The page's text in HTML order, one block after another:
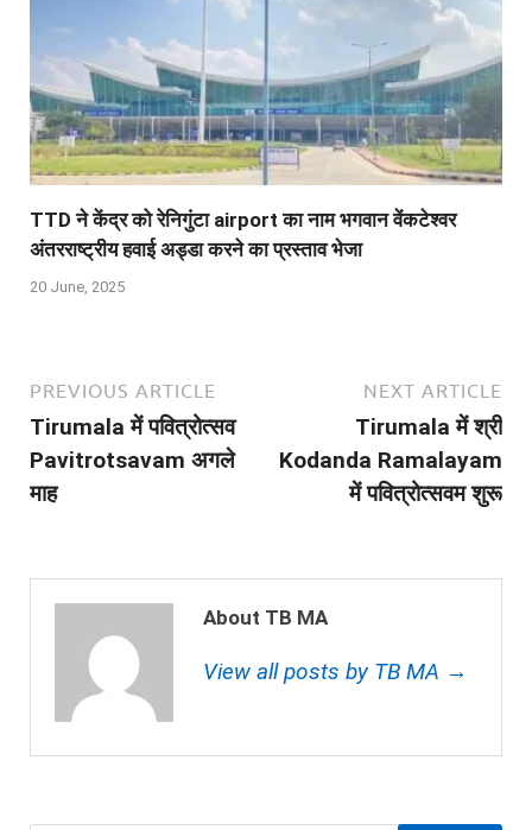
TTD ने केंद्र को रेनिगुंटा airport का नाम भगवान वेंकटेश्वर
अंतरराष्ट्रीय हवाई अड्डा करने का प्रस्ताव भेजा
20 June, 2025
PREVIOUS ARTICLE
Tirumala में पवित्रोत्सव
Pavitrotsavam अगले
माह
NEXT ARTICLE
Tirumala में श्री
Kodanda Ramalayam
में पवित्रोत्सवम शुरू
About TB MA
View all posts by TB MA →